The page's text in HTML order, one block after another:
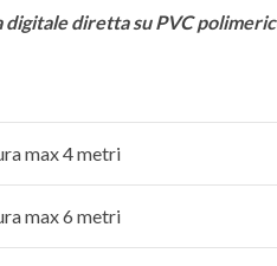
digitale diretta su PVC
max 4 metri
max 6 metri